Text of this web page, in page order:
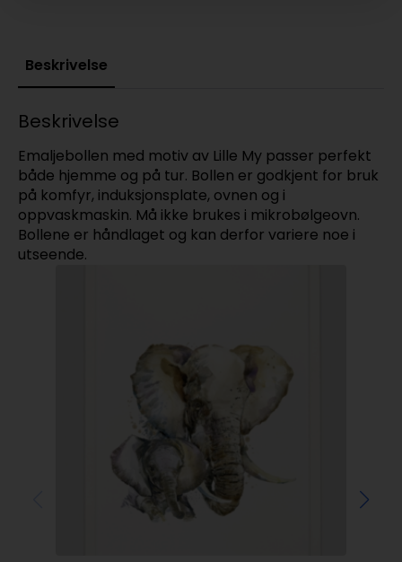
Beskrivelse
Beskrivelse
Emaljebollen med motiv av Lille My passer perfekt
både hjemme og på tur. Bollen er godkjent for bruk
på komfyr, induksjonsplate, ovnen og i
oppvaskmaskin. Må ikke brukes i mikrobølgeovn.
Bollene er håndlaget og kan derfor variere noe i
utseende.